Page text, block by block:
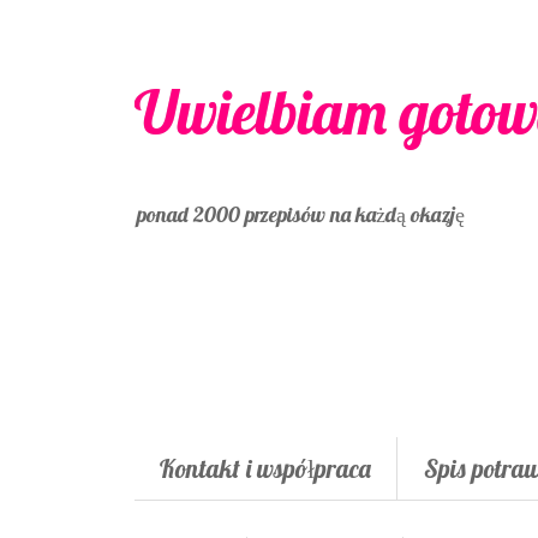
Uwielbiam
ponad 2000 przepisów na każdą okazję
Kontakt i współpraca Spis